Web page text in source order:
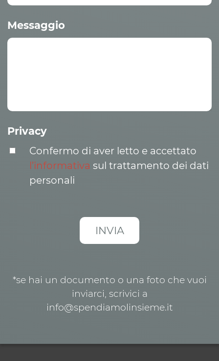
Messaggio
Privacy
Confermo di aver letto e accettato
l’informativa sul trattamento dei dati
personali
*se hai un documento o una foto che vuoi
inviarci, scrivici a
info@spendiamolinsieme.it